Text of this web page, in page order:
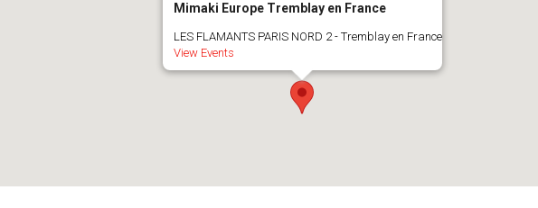
Mimaki Europe Tremblay en France
LES FLAMANTS PARIS NORD 2 - Tremblay en France
View Events